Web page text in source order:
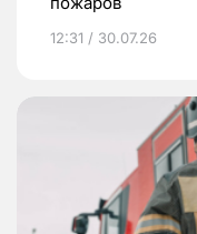
12:31 / 30.07.26